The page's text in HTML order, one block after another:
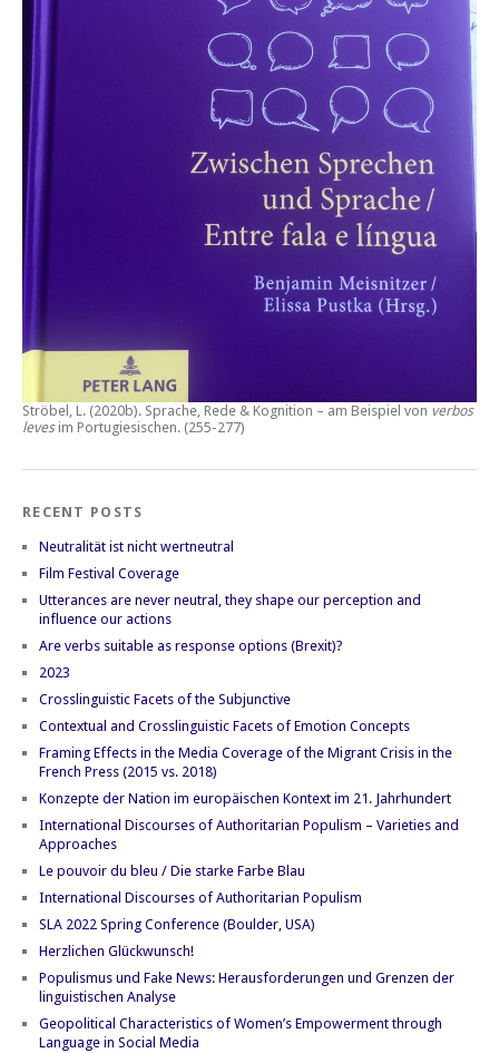
Ströbel, L. (2020b). Sprache, Rede & Kognition – am Beispiel von verbos
levesim Portugiesischen. (255-277)
RECENT POSTS
Neutralität ist nicht wertneutral
Film Festival Coverage
Utterances are never neutral, they shape our perception and
influence our actions
Are verbs suitable as response options (Brexit)?
2023
Crosslinguistic Facets of the Subjunctive
Contextual and Crosslinguistic Facets of Emotion Concepts
Framing Effects in the Media Coverage of the Migrant Crisis in the
French Press (2015 vs. 2018)
Konzepte der Nation im europäischen Kontext im 21. Jahrhundert
International Discourses of Authoritarian Populism – Varieties and
Approaches
Le pouvoir du bleu / Die starke Farbe Blau
International Discourses of Authoritarian Populism
SLA 2022 Spring Conference (Boulder, USA)
Herzlichen Glückwunsch!
Populismus und Fake News: Herausforderungen und Grenzen der
linguistischen Analyse
Geopolitical Characteristics of Women’s Empowerment through
Language in Social Media